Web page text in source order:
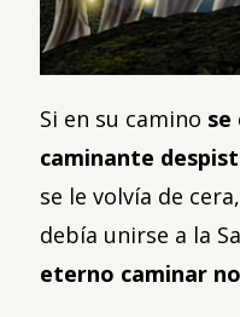
Si en su camino se
caminante
se le volvía de
debía unirse a la
eterno caminar